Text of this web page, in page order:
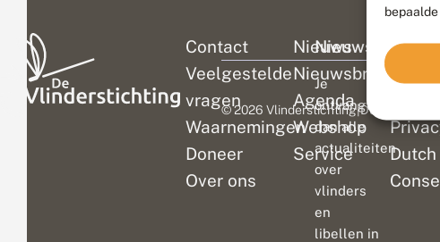
Contact
Veelgestelde
vragen
Waarnemingen
Doneer
Over ons
Nieuws
Nieuwsbrief
Agenda
Webshop
Service
Nieuwsbrief
Je
ontvangt
dan alle
actualiteiten
over
vlinders
en
libellen in
© 2026 Vlinderstichting|Duurzaam